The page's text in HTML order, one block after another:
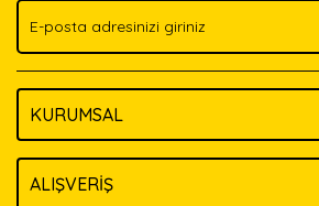
Bu ürüne benzer farklı alternatifler olmalı.
KURUMSAL
ALIŞVERİŞ